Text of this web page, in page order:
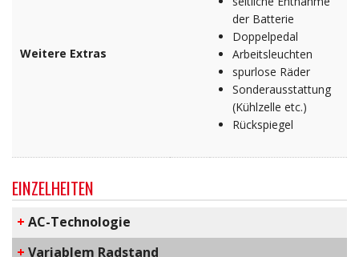
Weitere Extras
der Batterie
Doppelpedal
Arbeitsleuchten
spurlose Räder
Sonderausstattung
(Kühlzelle etc.)
Rückspiegel
EINZELHEITEN
+ AC-Technologie
+ Variablem Radstand